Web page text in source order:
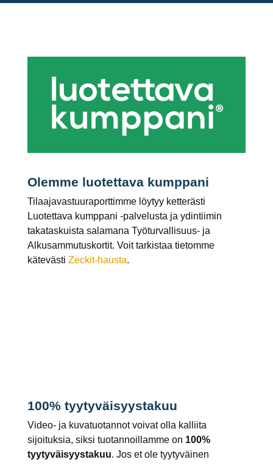
Olemme luotettava kumppani
Tilaajavastuuraporttimme löytyy ketterästi
Luotettava kumppani -palvelusta ja ydintiimin
takataskuista salamana Työturvallisuus- ja
Alkusammutuskortit. Voit tarkistaa tietomme
kätevästi Zeckit-hausta.
100% tyytyväisyystakuu
Video- ja kuvatuotannot voivat olla kalliita
sijoituksia, siksi tuotannoillamme on 100%
tyytyväisyystakuu. Jos et ole tyytyväinen